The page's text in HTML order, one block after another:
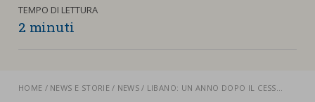
PARTECIPA
Ufficio Stampa
Cookie di Analisi
HOME NEWS E STORIE NEWS LIBANO: UN ANNO DOPO IL CESSATE IL FUOCO, LA CRISI RESTA PROFONDA
TEMPO DI LETTURA
2 minuti